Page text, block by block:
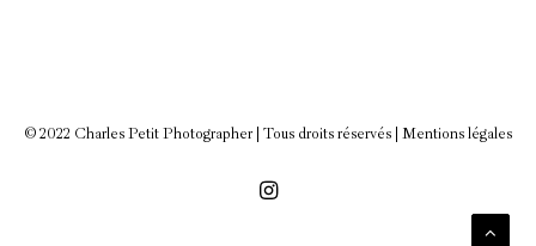
© 2022 Charles Petit Photographer | Tous droits réservés | Mentions légales